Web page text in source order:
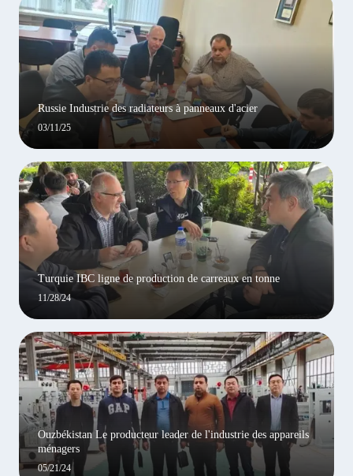
Russie Industrie des radiateurs à panneaux d'acier
03/11/25
Turquie IBC ligne de production de carreaux en tonne
11/28/24
Ouzbékistan Le producteur leader de l'industrie des appareils
ménagers
05/21/24